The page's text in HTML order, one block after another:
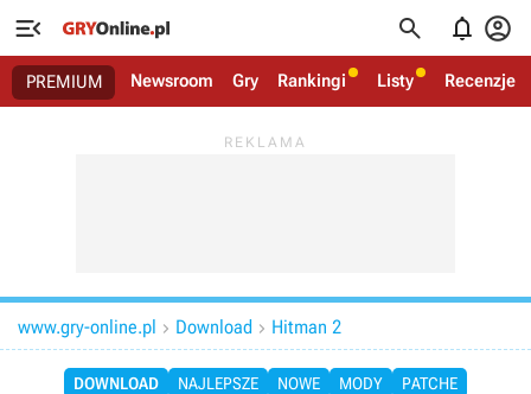
   
PREMIUM Newsroom Gry Rankingi Listy Recenzje
www.gry-online.pl  Download  Hitman 2
DOWNLOAD NAJLEPSZE NOWE MODY
PATCHE